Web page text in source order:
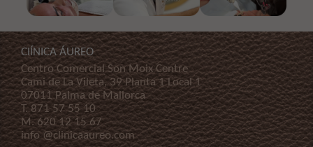
ClÍNICA ÁUREO
Centro Comercial Son Moix Centre
Cami de La Vileta, 39 Planta 1 Local 1
07011 Palma de Mallorca
T.871 57 55 10
M.620 12 15 67
info @clinicaaureo.com